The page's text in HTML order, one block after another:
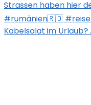
Kabelsalat im